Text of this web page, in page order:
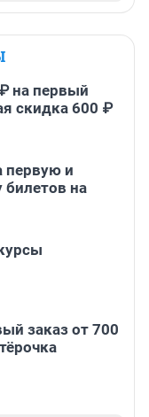
на первый
скидка 600 ₽
первую и
билетов на
заказ от 700